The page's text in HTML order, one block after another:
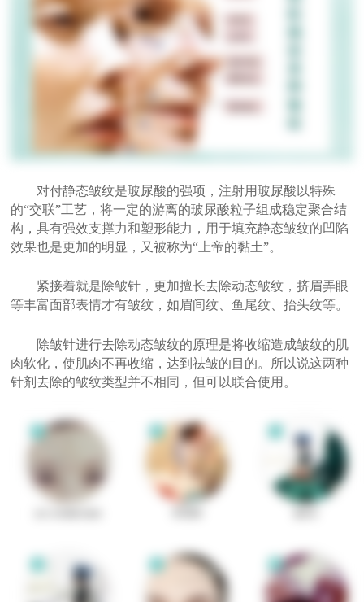
对付静态皱纹是玻尿酸的强项，注射用玻尿酸以特殊
的“交联”工艺，将一定的游离的玻尿酸粒子组成稳定聚合结
构，具有强效支撑力和塑形能力，用于填充静态皱纹的凹陷
效果也是更加的明显，又被称为“上帝的黏土”。
紧接着就是除皱针，更加擅长去除动态皱纹，挤眉弄眼
等丰富面部表情才有皱纹，如眉间纹、鱼尾纹、抬头纹等。
除皱针进行去除动态皱纹的原理是将收缩造成皱纹的肌
肉软化，使肌肉不再收缩，达到祛皱的目的。所以说这两种
针剂去除的皱纹类型并不相同，但可以联合使用。